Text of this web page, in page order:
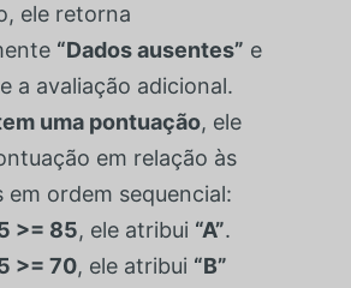
ele retorna
“Dados ausentes” e
a avaliação adicional.
uma pontuação, ele
em relação às
em ordem sequencial:
>= 85, ele atribui “A”.
>= 70, ele atribui “B”